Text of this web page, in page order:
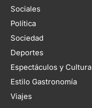
Sociales
Política
Sociedad
Deportes
Espectáculos y Cultura
Estilo Gastronomía
Viajes